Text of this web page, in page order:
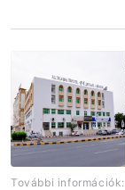
További információk: